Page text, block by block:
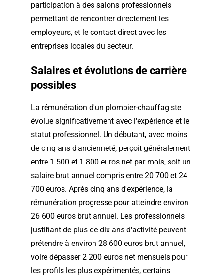
participation à des salons professionnels
permettant de rencontrer directement les
employeurs, et le contact direct avec les
entreprises locales du secteur.
Salaires et évolutions de carrière
possibles
La rémunération d'un plombier-chauffagiste
évolue significativement avec l'expérience et le
statut professionnel. Un débutant, avec moins
de cinq ans d'ancienneté, perçoit généralement
entre 1 500 et 1 800 euros net par mois, soit un
salaire brut annuel compris entre 20 700 et 24
700 euros. Après cinq ans d'expérience, la
rémunération progresse pour atteindre environ
26 600 euros brut annuel. Les professionnels
justifiant de plus de dix ans d'activité peuvent
prétendre à environ 28 600 euros brut annuel,
voire dépasser 2 200 euros net mensuels pour
les profils les plus expérimentés, certains